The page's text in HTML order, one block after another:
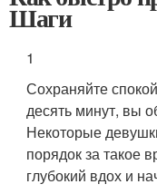
Шаги
1
Сохраняйте
десять минут, вы
Некоторые
порядок за такое
глубокий вдох и